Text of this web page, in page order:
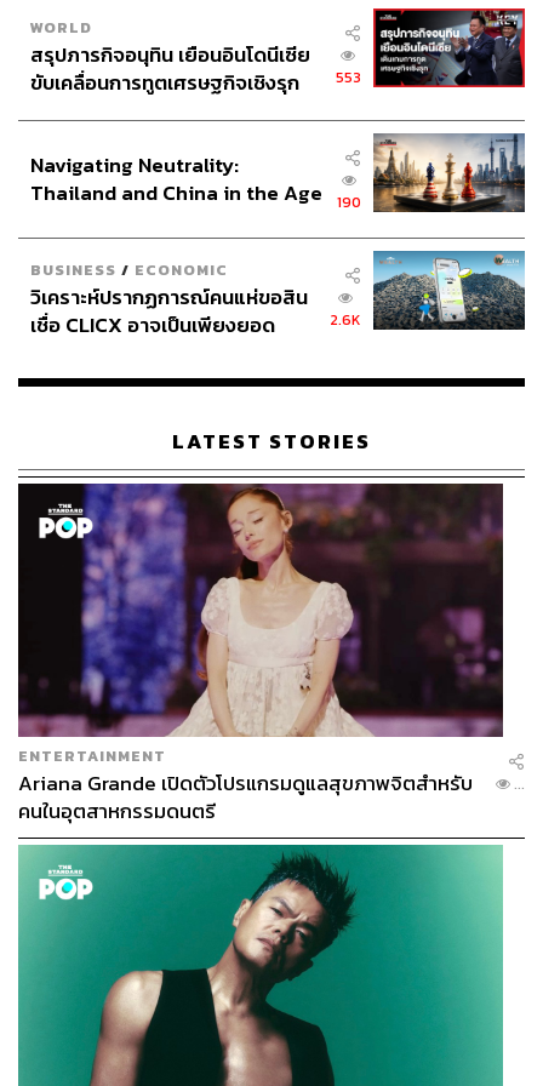
WORLD
สรุปภารกิจอนุทิน เยือนอินโดนีเซีย
ขับเคลื่อนการทูตเศรษฐกิจเชิงรุก
553
Navigating Neutrality:
Thailand and China in the Age
190
BUSINESS / ECONOMIC
วิเคราะห์ปรากฏการณ์คนแห่ขอสิน
เชื่อ CLICX อาจเป็นเพียงยอด
เรือนไทยที่ถูกซุกไว้
2.6K
LATEST STORIES
ENTERTAINMENT
Ariana Grande เปิดตัวโปรแกรมดูแลสุขภาพจิตสำหรับ
คนในอุตสาหกรรมดนตรี
...